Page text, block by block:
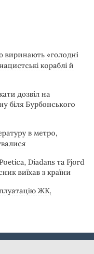
виринають «голодні
кораблі й
дозвіл на
біля Бурбонського
в метро,
Diadans та Fjord
виїхав з країни
ЖК,